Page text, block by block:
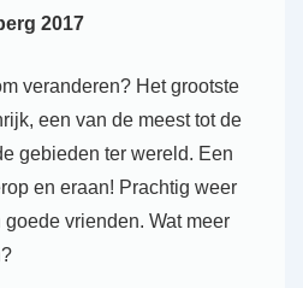
2017
veranderen? Het grootste
een van de meest tot de
gebieden ter wereld. Een
en eraan! Prachtig weer
vrienden. Wat meer